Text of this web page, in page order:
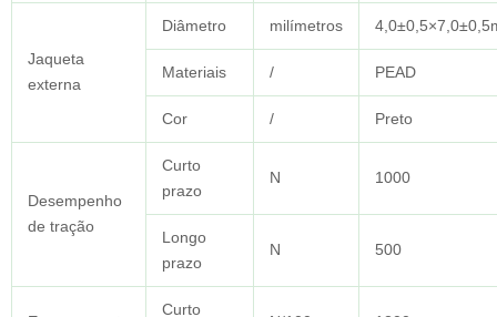
Jaqueta
externa
Diâmetro milímetros
Materiais / PEAD
Cor / Preto
Desempenho
de tração
Curto
prazo
N 1000
Longo
prazo
N 500
Curto